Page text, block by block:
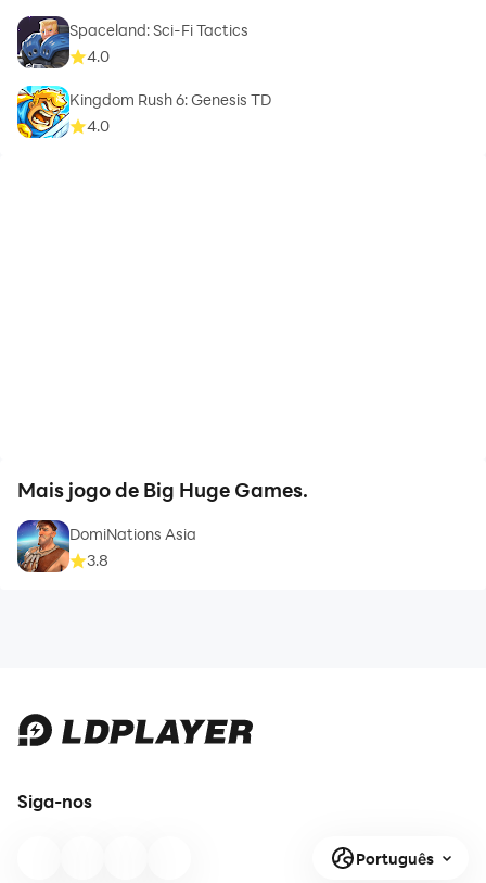
Spaceland: Sci-Fi Tactics
4.0
Kingdom Rush 6: Genesis TD
4.0
Mais jogo de Big Huge Games.
DomiNations Asia
3.8
Siga-nos
Português